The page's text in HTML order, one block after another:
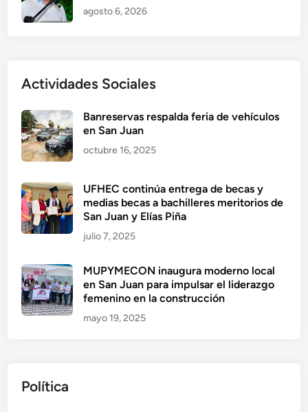
agosto 6, 2026
Actividades Sociales
Banreservas respalda feria de vehículos
en San Juan
octubre 16, 2025
UFHEC continúa entrega de becas y
medias becas a bachilleres meritorios de
San Juan y Elías Piña
julio 7, 2025
MUPYMECON inaugura moderno local
en San Juan para impulsar el liderazgo
femenino en la construcción
mayo 19, 2025
Política